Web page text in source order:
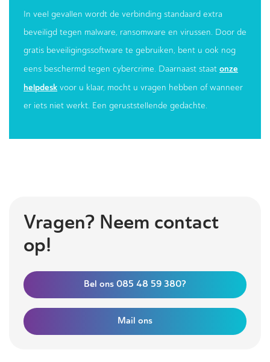
In veel gevallen wordt de verbinding standaard extra
beveiligd tegen malware, ransomware en virussen. Door de
gratis beveiligingssoftware te gebruiken, bent u ook nog
eens beschermd tegen cybercrime. Daarnaast staat onze
helpdesk voor u klaar, mocht u vragen hebben of wanneer
er iets niet werkt. Een geruststellende gedachte.
Vragen? Neem contact
op!
Bel ons 085 48 59 380?
Mail ons